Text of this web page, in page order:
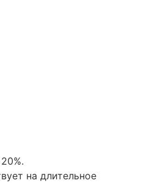
на длительное